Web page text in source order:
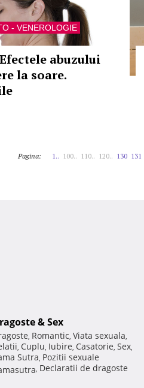
- VENEROLOGIE
abuzului
la soare.
Pagina: 1.. 100.. 110.. 120.. 130 131
& Sex
, Romantic, Viata sexuala,
, Cuplu, Iubire, Casatorie, Sex,
Sutra, Pozitii sexuale
, Declaratii de dragoste